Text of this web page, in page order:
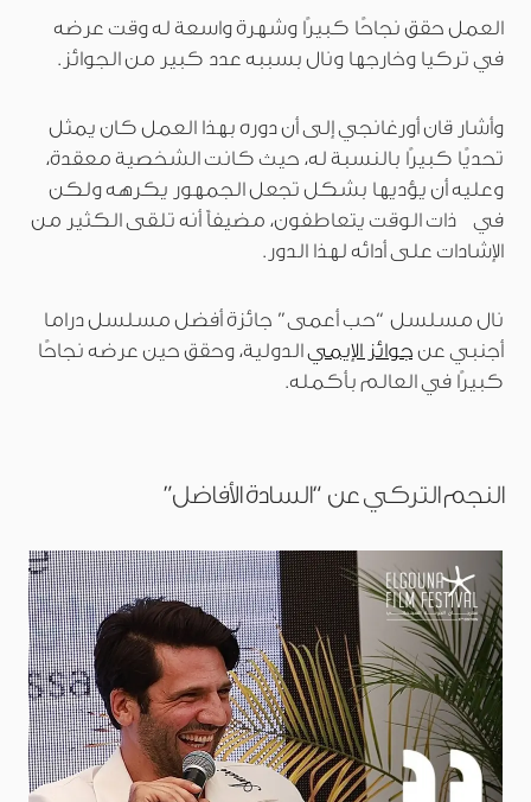
العمل حقق نجاحًا كبيرًا وشهرة واسعة له وقت عرضه
في تركيا وخارجها ونال بسببه عدد كبير من الجوائز.
وأشار قان أورغانجي إلى أن دوره بهذا العمل كان يمثل
تحديًا كبيرًا بالنسبة له، حيث كانت الشخصية معقدة،
وعليه أن يؤديها بشكل تجعل الجمهور يكرهه ولكن
في ذات الوقت يتعاطفون، مضيفاً أنه تلقى الكثير من
الإشادات على أدائه لهذا الدور.
نال مسلسل “حب أعمى” جائزة أفضل مسلسل دراما
أجنبي عن جوائز الإيميالدولية، وحقق حين عرضه نجاحًا
كبيرًا في العالم بأكمله.
النجم التركي عن “السادة الأفاضل”